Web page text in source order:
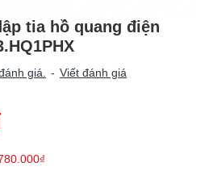
tia hồ quang điện
giá. - Viết đánh giá